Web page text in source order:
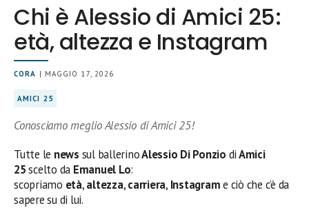
Chi è Alessio di Amici 25:
età, altezza e Instagram
CORA | MAGGIO 17, 2026
AMICI 25
Conosciamo meglio Alessio di Amici 25!
Tutte le news sul ballerinoAlessio Di Ponzio diAmici
25scelto da Emanuel Lo:
scopriamo età,altezza,carriera, Instagrame ciò che c’è da
sapere su di lui.